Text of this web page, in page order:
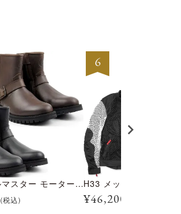
トライアルマスター モーターサイクル ブーツ
(税込)
H33 メッシュジャケッ
¥46,200